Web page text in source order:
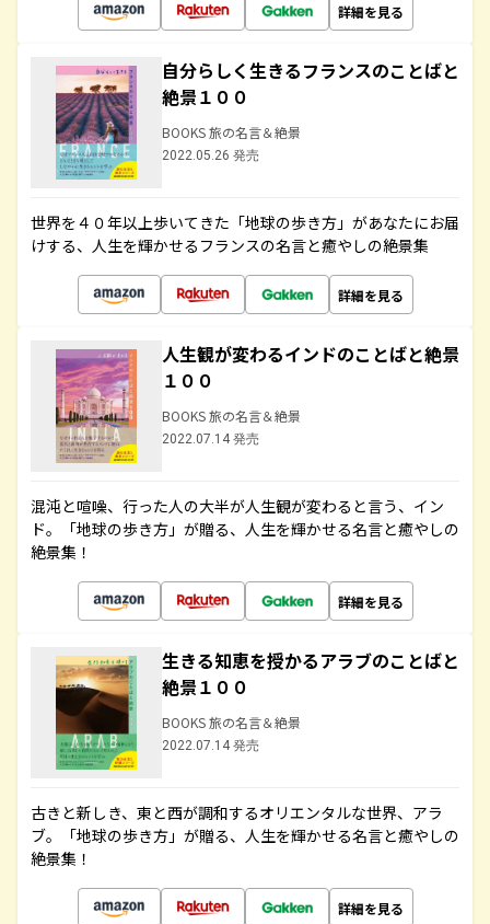
詳細を見る
自分らしく生きるフランスのことばと
絶景１００
BOOKS 旅の名言＆絶景
2022.05.26 発売
世界を４０年以上歩いてきた「地球の歩き方」があなたにお届
けする、人生を輝かせるフランスの名言と癒やしの絶景集
詳細を見る
人生観が変わるインドのことばと絶景
１００
BOOKS 旅の名言＆絶景
2022.07.14 発売
混沌と喧噪、行った人の大半が人生観が変わると言う、イン
ド。「地球の歩き方」が贈る、人生を輝かせる名言と癒やしの
絶景集！
詳細を見る
生きる知恵を授かるアラブのことばと
絶景１００
BOOKS 旅の名言＆絶景
2022.07.14 発売
古きと新しき、東と西が調和するオリエンタルな世界、アラ
ブ。「地球の歩き方」が贈る、人生を輝かせる名言と癒やしの
絶景集！
詳細を見る